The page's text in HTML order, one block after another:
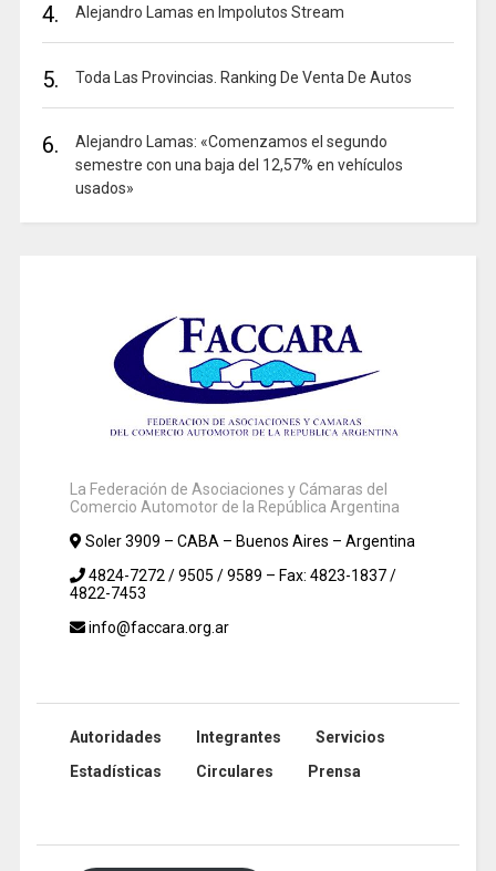
4. Alejandro Lamas en Impolutos Stream
5. Toda Las Provincias. Ranking De Venta De Autos
6.
Alejandro Lamas: «Comenzamos el segundo
semestre con una baja del 12,57% en vehículos
usados»
La Federación de Asociaciones y Cámaras del
Comercio Automotor de la República Argentina
Soler 3909 – CABA – Buenos Aires – Argentina
4824-7272 / 9505 / 9589 – Fax: 4823-1837 /
4822-7453
info@faccara.org.ar
Autoridades Integrantes
Servicios
Estadísticas
Circulares Prensa